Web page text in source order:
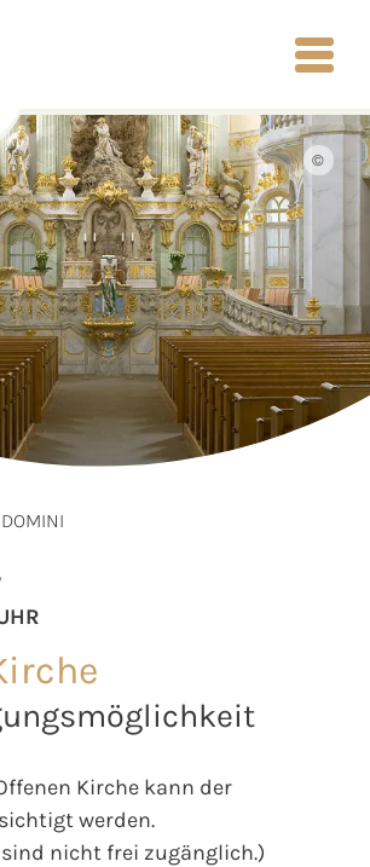
©
Kirche kann der
werden.
nicht frei zugänglich.)